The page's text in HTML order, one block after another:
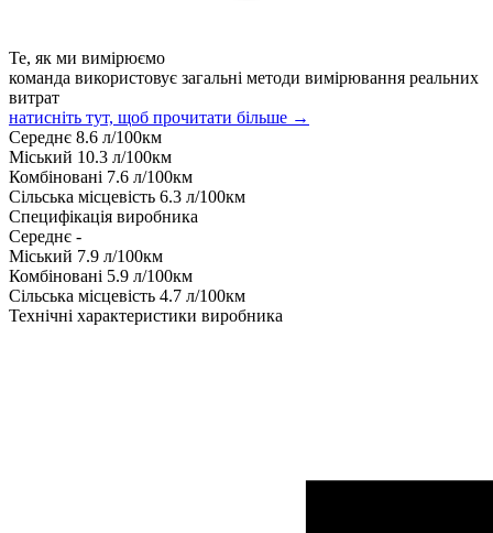
Те, як ми вимірюємо
команда використовує загальні методи вимірювання реальних
витрат
натисніть тут, щоб прочитати більше →
Середнє 8.6 л/100км
Міський 10.3 л/100км
Комбіновані 7.6 л/100км
Сільська місцевість 6.3 л/100км
Специфікація виробника
Середнє -
Міський 7.9 л/100км
Комбіновані 5.9 л/100км
Сільська місцевість 4.7 л/100км
Технічні характеристики виробника